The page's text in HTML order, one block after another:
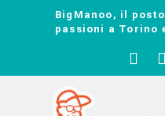
BigManoo, il
passioni a Torino